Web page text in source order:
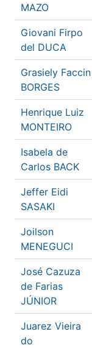
MAZO
Giovani Firpo
del DUCA
Grasiely Faccin
BORGES
Henrique Luiz
MONTEIRO
Isabela de
Carlos BACK
Jeffer Eidi
SASAKI
Joilson
MENEGUCI
José Cazuza
de Farias
JÚNIOR
Juarez Vieira
do